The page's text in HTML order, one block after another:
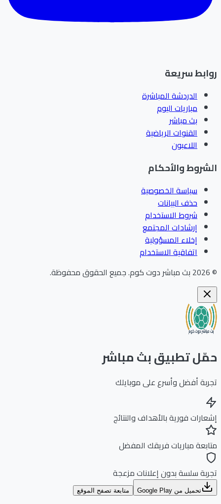
سريعة
الدردشة المباشرة
مباريات اليوم
بث مباشر
القنوات الرياضية
اللاعبون
والأحكام
سياسة الخصوصية
حذف البيانات
شروط الاستخدام
إرشادات المجتمع
إخلاء المسؤولية
اتفاقية الاستخدام
بث مباشر دوت كوم.جميع الحقوق محفوظة.
تطبيق بث مباشر
أفضل وأسرع على موبايلك
فورية بالأهداف والنتائج
مباريات فريقك المفضل
سلسة بدون إعلانات مزعجة
تحميل من Google Play متابعة تصفح الموقع